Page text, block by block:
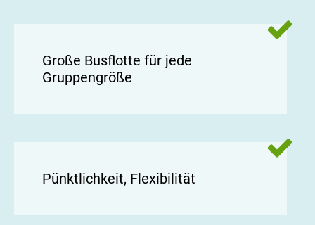
Große Busflotte für jede
Gruppengröße
Pünktlichkeit, Flexibilität